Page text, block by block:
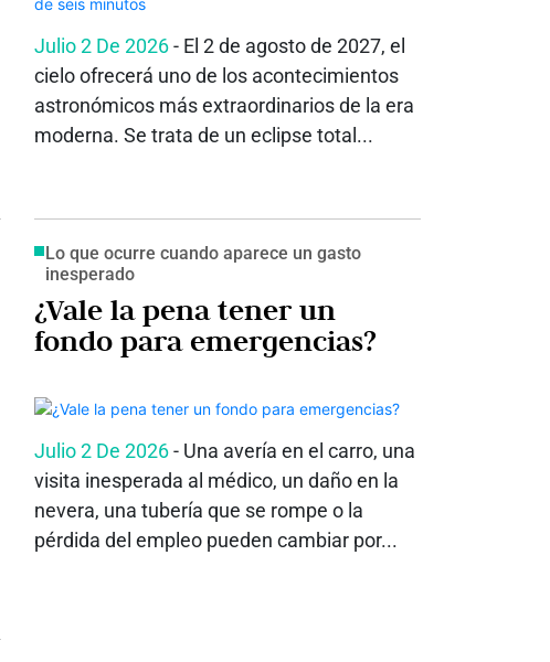
Julio 2 De 2026- El 2 de agosto de 2027, el
cielo ofrecerá uno de los acontecimientos
astronómicos más extraordinarios de la era
moderna. Se trata de un eclipse total...
Lo que ocurre cuando aparece un gasto
inesperado
¿Vale la pena tener un
fondo para emergencias?
Julio 2 De 2026- Una avería en el carro, una
visita inesperada al médico, un daño en la
nevera, una tubería que se rompe o la
pérdida del empleo pueden cambiar por...